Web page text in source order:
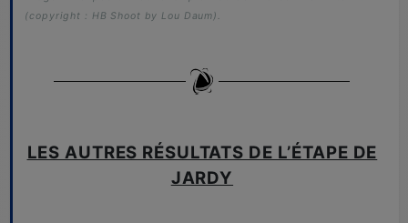
(copyright : HB Shoot by Lou Daum).
LES AUTRES RÉSULTATS DE L’ÉTAPE DE
JARDY